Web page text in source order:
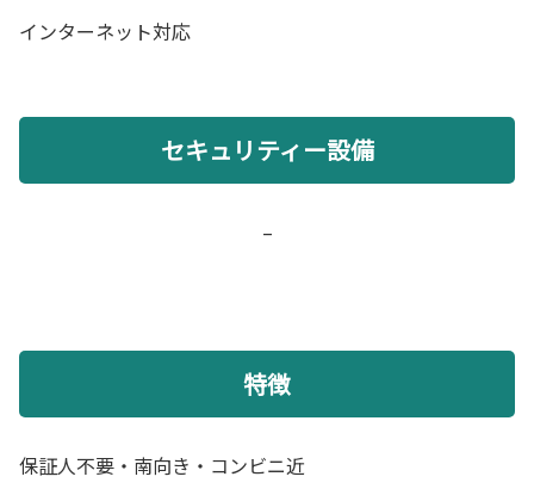
インターネット対応
セキュリティー設備
–
特徴
保証人不要・南向き・コンビニ近